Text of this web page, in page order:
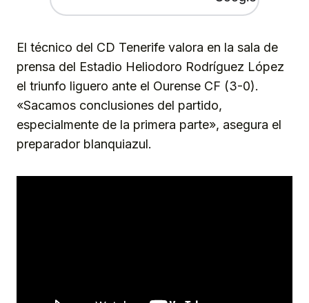
El técnico del CD Tenerife valora en la sala de
prensa del Estadio Heliodoro Rodríguez López
el triunfo liguero ante el Ourense CF (3-0).
«Sacamos conclusiones del partido,
especialmente de la primera parte», asegura el
preparador blanquiazul.